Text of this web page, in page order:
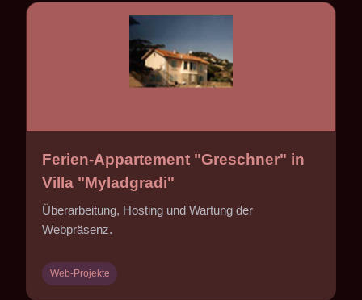
Ferien-Appartement "Greschner" in
Villa "Myladgradi"
Überarbeitung, Hosting und Wartung der
Webpräsenz.
Web-Projekte